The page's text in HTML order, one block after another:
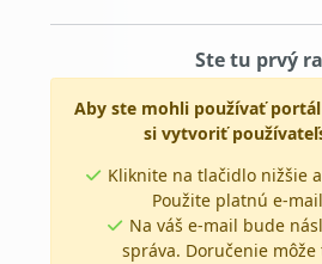
Ste tu prvý
Aby ste mohli používať
si vytvoriť
Kliknite na tlačidlo nižšie
Použite platnú e-
Na váš e-mail bude
správa. Doručenie